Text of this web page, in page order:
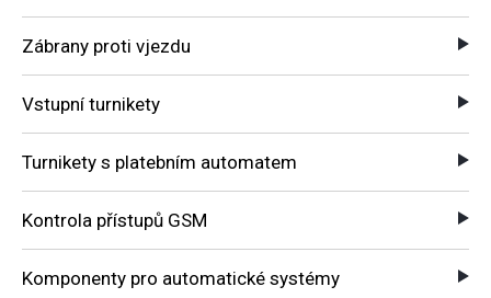
Zábrany proti vjezdu
Vstupní turnikety
Turnikety s platebním automatem
Kontrola přístupů GSM
Komponenty pro automatické systémy